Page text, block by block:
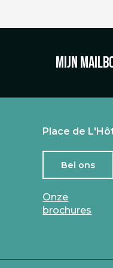
Mijn
Place de
Bel ons
Onze
brochures